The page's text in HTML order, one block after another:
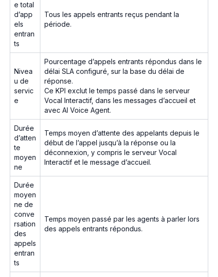
e total
d’app
els
entran
ts
Tous les appels entrants reçus pendant la
période.
Nivea
u de
servic
e
Pourcentage d’appels entrants répondus dans le
délai SLA configuré, sur la base du délai de
réponse.
Ce KPI exclut le temps passé dans le serveur
Vocal Interactif, dans les messages d’accueil et
avec AI Voice Agent.
Durée
d’atten
te
moyen
ne
Temps moyen d’attente des appelants depuis le
début de l’appel jusqu’à la réponse ou la
déconnexion, y compris le serveur Vocal
Interactif et le message d’accueil.
Durée
moyen
ne de
conve
rsation
des
appels
entran
ts
Temps moyen passé par les agents à parler lors
des appels entrants répondus.